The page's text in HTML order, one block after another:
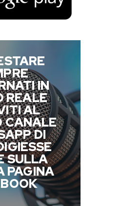
IN
REALE
AL
CANALE
DI
SULLA
PAGINA